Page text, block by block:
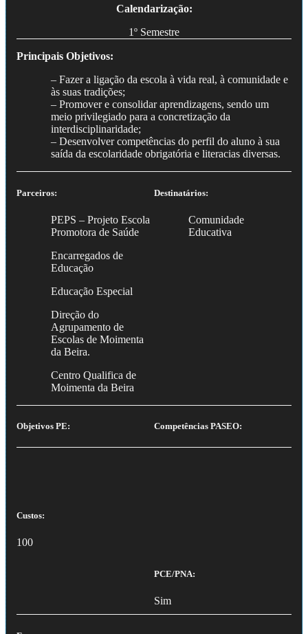
Calendarização:
1º Semestre
Principais Objetivos:
– Fazer a ligação da escola à vida real, à comunidade e
às suas tradições;
– Promover e consolidar aprendizagens, sendo um
meio privilegiado para a concretização da
interdisciplinaridade;
– Desenvolver competências do perfil do aluno à sua
saída da escolaridade obrigatória e literacias diversas.
Parceiros:
PEPS – Projeto Escola
Promotora de Saúde
Encarregados de
Educação
Educação Especial
Direção do
Agrupamento de
Escolas de Moimenta
da Beira.
Centro Qualifica de
Moimenta da Beira
Destinatários:
Comunidade
Educativa
Objetivos PE: Competências PASEO:
Custos:
100
PCE/PNA:
Sim